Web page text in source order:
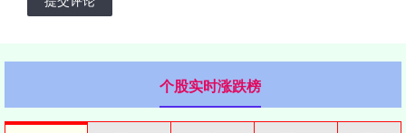
个股实时涨跌榜